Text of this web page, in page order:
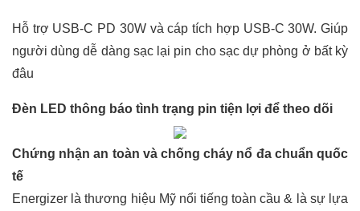
Hỗ trợ USB-C PD 30W và cáp tích hợp USB-C 30W. Giúp
người dùng dễ dàng sạc lại pin cho sạc dự phòng ở bất kỳ
đâu
Đèn LED thông báo tình trạng pin tiện lợi để theo dõi
Chứng nhận an toàn và chống cháy nổ đa chuẩn quốc
tế
Energizer là thương hiệu Mỹ nổi tiếng toàn cầu & là sự lựa